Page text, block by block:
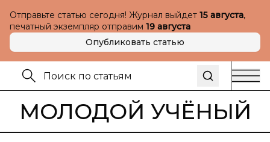
Отправьте статью сегодня! Журнал выйдет 15 августа,
печатный экземпляр отправим 19 августа
Опубликовать статью
МОЛОДОЙ УЧЁНЫЙ